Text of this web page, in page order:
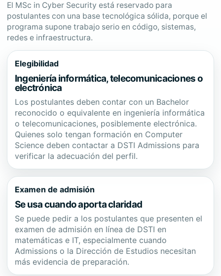
El MSc in Cyber Security está reservado para
postulantes con una base tecnológica sólida, porque el
programa supone trabajo serio en código, sistemas,
redes e infraestructura.
Elegibilidad
Ingeniería informática, telecomunicaciones o
electrónica
Los postulantes deben contar con un Bachelor
reconocido o equivalente en ingeniería informática
o telecomunicaciones, posiblemente electrónica.
Quienes solo tengan formación en Computer
Science deben contactar a DSTI Admissions para
verificar la adecuación del perfil.
Examen de admisión
Se usa cuando aporta claridad
Se puede pedir a los postulantes que presenten el
examen de admisión en línea de DSTI en
matemáticas e IT, especialmente cuando
Admissions o la Dirección de Estudios necesitan
más evidencia de preparación.